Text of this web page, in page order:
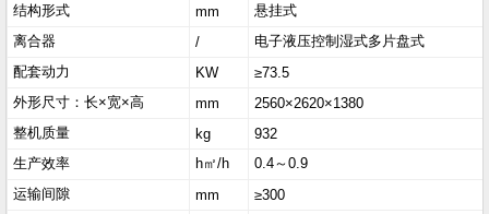
结构形式
mm
悬挂式
离合器
/
电子液压控制湿式多片盘式
配套动力
KW
≥73.5
外形尺寸：长×宽×高
mm
2560×2620×1380
整机质量
kg
932
生产效率
h㎡/h
0.4～0.9
运输间隙
mm
≥300